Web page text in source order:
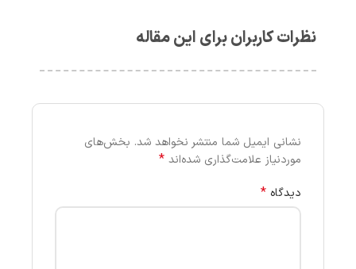
نظرات کاربران برای این مقاله
نشانی ایمیل شما منتشر نخواهد شد. بخش‌های
موردنیاز علامت‌گذاری شده‌اند *
دیدگاه *